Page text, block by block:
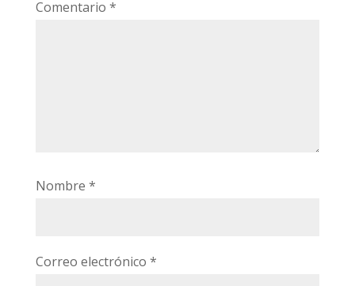
Comentario *
Nombre *
Correo electrónico *